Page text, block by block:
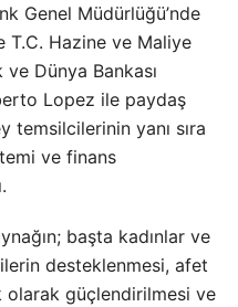
Genel Müdürlüğü’nde
Hazine ve Maliye
ve Dünya Bankası
Lopez ile paydaş
temsilcilerinin yanı sıra
ve finans
başta kadınlar ve
desteklenmesi, afet
güçlendirilmesi ve